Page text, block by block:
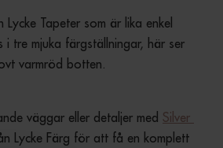
Tapeter som är lika enkel
tre mjuka färgställningar, här ser
varmröd botten.
väggar eller detaljer med Silver
Lycke Färg för att få en komplett